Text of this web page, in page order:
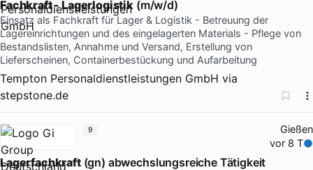
Fachkraft - Lagerlogistik (m/w/d)
Einsatz als Fachkraft für Lager & Logistik - Betreuung der
Lagereinrichtungen und des eingelagerten Materials - Pflege von
Bestandslisten, Annahme und Versand, Erstellung von
Lieferscheinen, Containerbestückung und Aufarbeitung
Tempton Personaldienstleistungen GmbH via
stepstone.de
Gießen
vor 8 T
Lagerfachkraft(gn) abwechslungsreiche Tätigkeit
9